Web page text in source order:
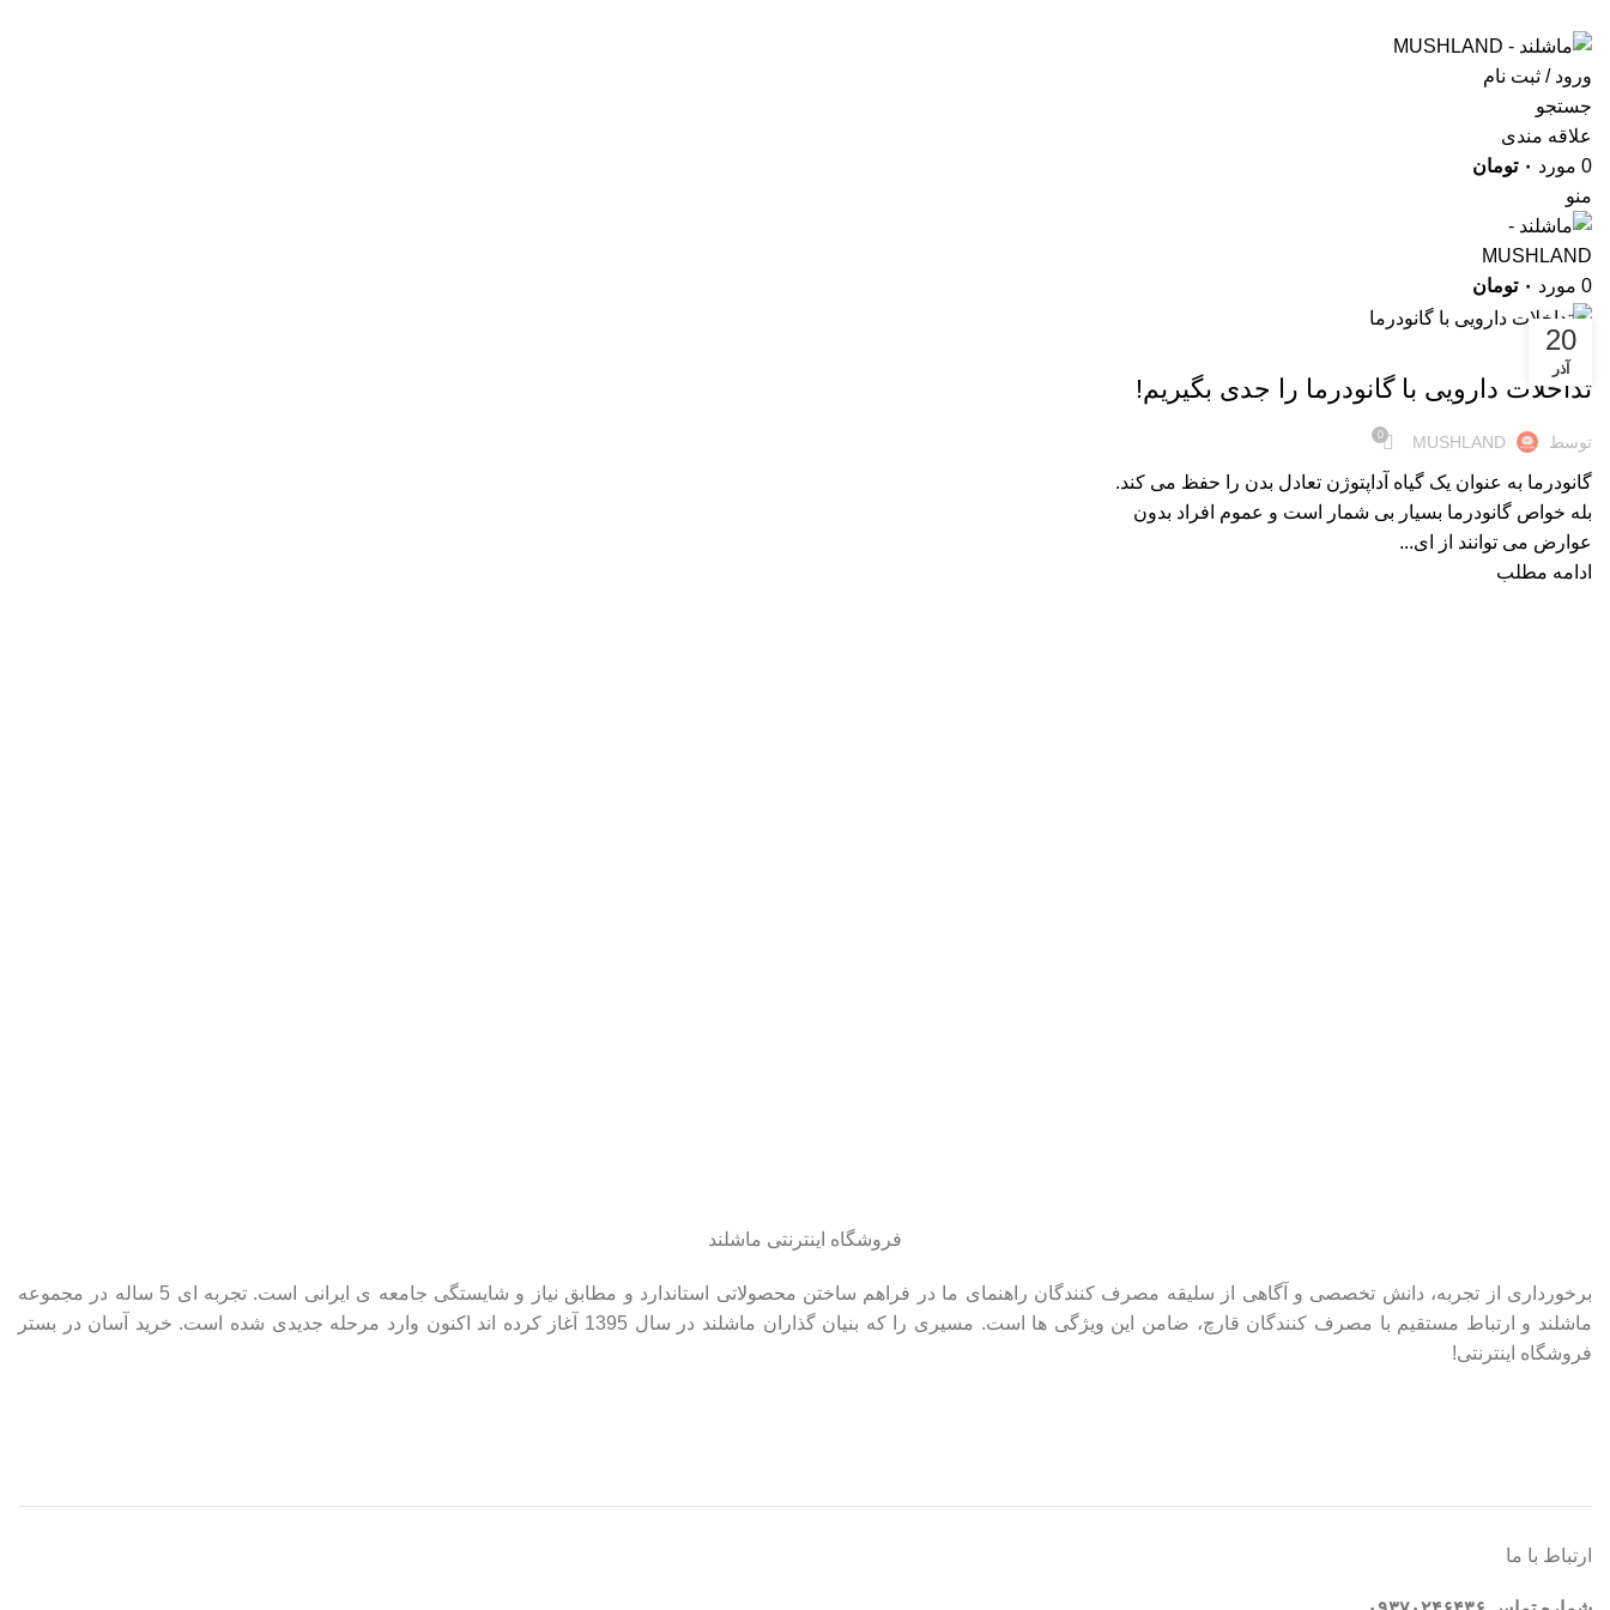
ورود / ثبت نام
جستجو
علاقه مندی
0 مورد ۰ تومان
منو
0 مورد ۰ تومان
20
آذر
تداخلات دارویی با قارچ ها
تداخلات دارویی با گانودرما را جدی بگیریم!
توسط MUSHLAND
0
گانودرما به عنوان یک گیاه آداپتوژن تعادل بدن را حفظ می کند.
بله خواص گانودرما بسیار بی شمار است و عموم افراد بدون
عوارض می توانند از ای...
ادامه مطلب
فروشگاه اینترنتی ماشلند
برخورداری از تجربه، دانش تخصصی و آگاهی از سلیقه مصرف کنندگان راهنمای ما در فراهم ساختن محصولاتی استاندارد و مطابق نیاز و شایستگی جامعه ی ایرانی است. تجربه ای 5 ساله در مجموعه
ماشلند و ارتباط مستقیم با مصرف کنندگان قارچ، ضامن این ویژگی ها است. مسیری را که بنیان گذاران ماشلند در سال 1395 آغاز کرده اند اکنون وارد مرحله جدیدی شده است. خرید آسان در بستر
فروشگاه اینترنتی!
ارتباط با ما